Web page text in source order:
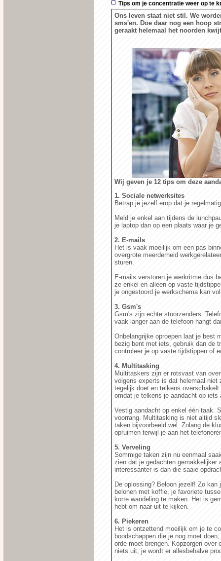
Tips om je concentratie weer op te
Ons leven staat niet stil. We
sms'en. Doe daar nog een hoop
geraakt helemaal het noorden
Wij geven je 12 tips om deze
1. Sociale netwerksites
Betrap je jezelf erop dat je
Meld je enkel aan tijdens de
je laptop dan op een plaats waar je
2. E-mails
Het is vaak moeilijk om een pas
overgrote meerderheid
sturen.
E-mails verstoren je werkritme dus
ze enkel en alleen op vaste
je ongestoord je werkschema kan
3. Gsm's
Gsm's zijn echte stoorzenders.
vaak langer aan de telefoon hangt
Onbelangrijke oproepen laat je best
bezig bent met iets, gebruik dan de
controleer je op vaste tijdstippen of
4. Multitasking
Multitaskers zijn er rotsvast van
volgens experts is dat helemaal niet
tegelijk doet en telkens
omdat je telkens je aandacht op iets
Vestig aandacht op enkel één taak.
voorrang. Multitasking is niet altijd
taken bijvoorbeeld wel. Zolang de
opruimen terwijl je aan het
5. Verveling
Sommige taken zijn nu eenmaal
zien dat je gedachten gemakkelijker
interessanter is dan die saaie
De oplossing? Beloon jezelf! Zo
belonen met koffie, je favoriete
korte wandeling te maken. Het is
hebt om naar uit te kijken.
6. Piekeren
Het is ontzettend moeilijk om je te
boodschappen die je nog moet
orde moet brengen. Kopzorgen
niets uit, je wordt er allesbehalve